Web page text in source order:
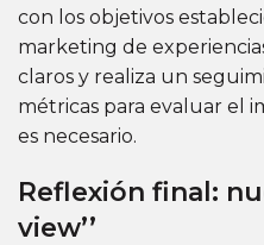
con los objetivos
marketing de
claros y realiza un
métricas para evaluar el
es necesario.
Reflexión final:
view’’